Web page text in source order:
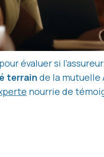
évaluer si
terrain de la mutuelle
nourrie de